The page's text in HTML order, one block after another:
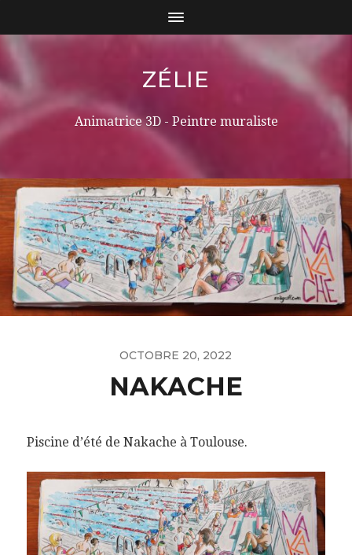
ZÉLIE
Animatrice 3D - Peintre muraliste
OCTOBRE 20, 2022
NAKACHE
Piscine d’été de Nakache à Toulouse.